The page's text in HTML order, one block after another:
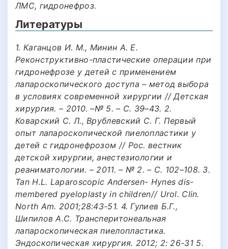
ЛМС, гидронефроз.
Литературы
1. Каганцов И. М., Минин А. Е.
Реконструктивно-пластические операции при
гидронефрозе у детей с применением
лапароскопического доступа – метод выбора
в условиях современной хирургии // Детская
хирургия. – 2010. –№ 5. – С. 39–43. 2.
Коварский С. Л., Врублевский С. Г. Первый
опыт лапароскопической пиелопластики у
детей с гидронефрозом // Рос. вестник
детской хирургии, анестезиологии и
реаниматологии. – 2011. – № 2. – С. 102–108. 3.
Tan H.L. Laparoscopic Andersen- Hynes dis-
membered pyeloplasty in children// Urol. Clin.
North Am. 2001;28:43-51. 4. Гулиев Б.Г.,
Шипилов А.С. Трансперитонеальная
лапароскопическая пиелопластика.
Эндоскопическая хирургия. 2012; 2: 26-31 5.